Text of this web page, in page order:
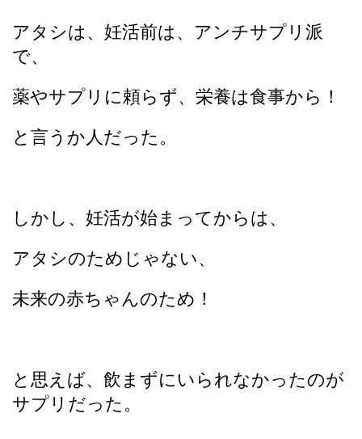
アタシは、妊活前は、アンチサプリ派
で、
薬やサプリに頼らず、栄養は食事から！
と言うか人だった。
しかし、妊活が始まってからは、
アタシのためじゃない、
未来の赤ちゃんのため！
と思えば、飲まずにいられなかったのが
サプリだった。